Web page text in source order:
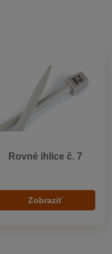
Rovné ihlice č. 7
Zobraziť